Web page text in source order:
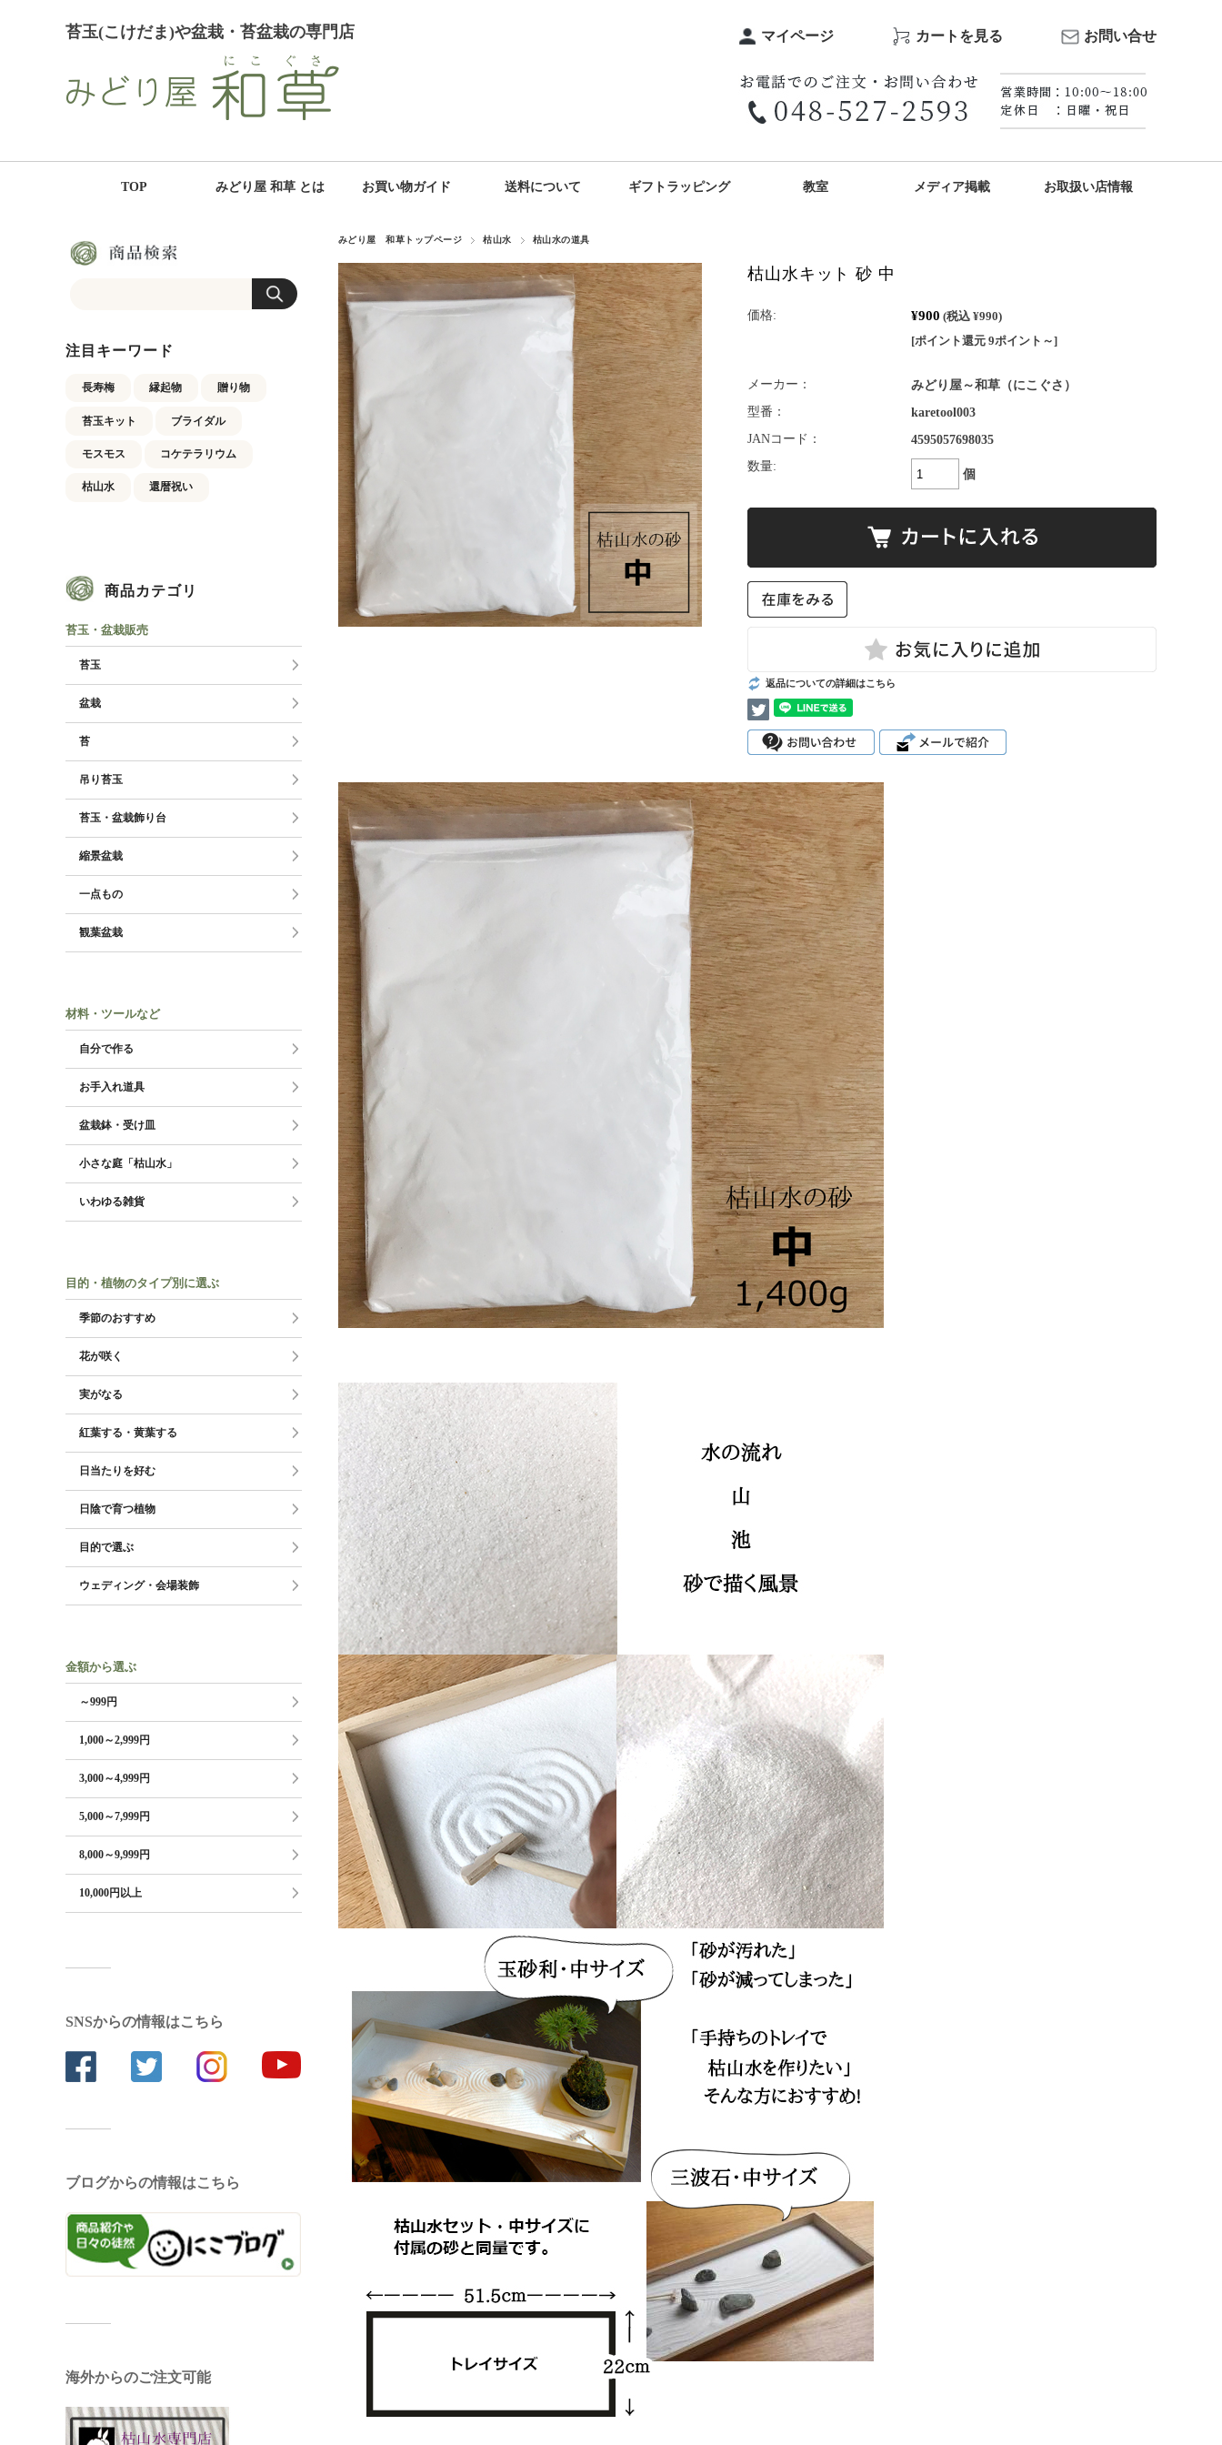
苔玉(こけだま)や盆栽・苔盆栽の専門店 マイページ カートを見る お問い合せ
TOP みどり屋 和草 とは お買い物ガイド 送料について ギフトラッピング 教室 メディア掲載 お取扱い店情報
みどり屋 和草トップページ 枯山水 枯山水の道具
枯山水キット 砂 中
価格: ¥900 (税込 ¥990)
[ポイント還元 9ポイント～]
メーカー：
みどり屋～和草（にこぐさ）
型番：
karetool003
JANコード：
4595057698035
数量:
個
返品についての詳細はこちら
注目キーワード
長寿梅 縁起物 贈り物
苔玉キット ブライダル
モスモス コケテラリウム
枯山水 還暦祝い
商品カテゴリ
苔玉・盆栽販売
苔玉
盆栽
苔
吊り苔玉
苔玉・盆栽飾り台
縮景盆栽
一点もの
観葉盆栽
材料・ツールなど
自分で作る
お手入れ道具
盆栽鉢・受け皿
小さな庭「枯山水」
いわゆる雑貨
目的・植物のタイプ別に選ぶ
季節のおすすめ
花が咲く
実がなる
紅葉する・黄葉する
日当たりを好む
日陰で育つ植物
目的で選ぶ
ウェディング・会場装飾
金額から選ぶ
～999円
1,000～2,999円
3,000～4,999円
5,000～7,999円
8,000～9,999円
10,000円以上
SNSからの情報はこちら
ブログからの情報はこちら
海外からのご注文可能